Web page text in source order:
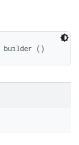
builder ()